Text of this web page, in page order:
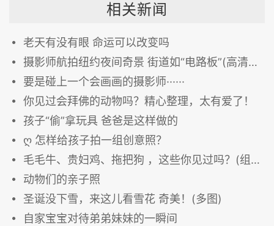
相关新闻
老天有没有眼 命运可以改变吗
摄影师航拍纽约夜间奇景 街道如“电路板”(高清组图)
要是碰上一个会画画的摄影师······
你见过会拜佛的动物吗？精心整理，太有爱了！
孩子“偷”拿玩具 爸爸是这样做的
ღ 怎样给孩子拍一组创意照？
毛毛牛、贵妇鸡、拖把狗 ，这些你见过吗？(组图)
动物们的亲子照
圣诞没下雪，来这儿看雪花 奇美！(多图)
自家宝宝对待弟弟妹妹的一瞬间